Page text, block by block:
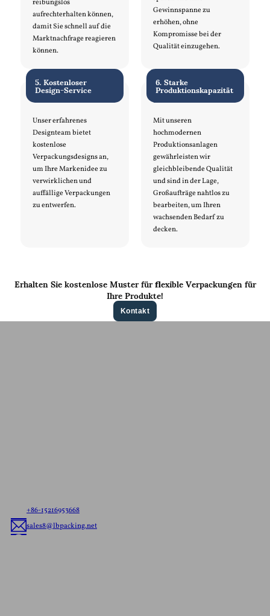
reibungslos
aufrechterhalten können,
damit Sie schnell auf die
Marktnachfrage reagieren
können.
Gewinnspanne zu
erhöhen, ohne
Kompromisse bei der
Qualität einzugehen.
5. Kostenloser
Design-Service
Unser erfahrenes
Designteam bietet
kostenlose
Verpackungsdesigns an,
um Ihre Markenidee zu
verwirklichen und
auffällige Verpackungen
zu entwerfen.
6. Starke
Produktionskapazität
Mit unseren
hochmodernen
Produktionsanlagen
gewährleisten wir
gleichbleibende Qualität
und sind in der Lage,
Großaufträge nahtlos zu
bearbeiten, um Ihren
wachsenden Bedarf zu
decken.
Erhalten Sie kostenlose Muster für flexible Verpackungen für
Ihre Produkte!
Kontakt
+86-15216953668
sales8@lbpacking.net